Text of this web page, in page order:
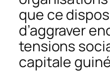
que ce
d’aggraver
tensions
capitale